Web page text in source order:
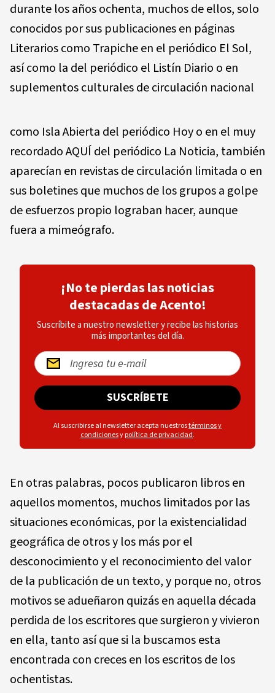
durante los años ochenta, muchos de ellos, solo
conocidos por sus publicaciones en páginas
Litera­rios como Trapiche en el periódico El Sol,
así como la del periódico el Listín Diario o en
suplementos culturales de circulación nacional
como Isla Abierta del periódico Hoy o en el muy
recordado AQUÍ del periódico La Noticia, también
aparecían en revistas de circulación limitada o en
sus boletines que muchos de los grupos a golpe
de esfuer­zos propio lograban hacer, aunque
fuera a mimeógrafo.
¡No te pierdas las noticias
destacadas de Acento!
Suscríbite a nuestro newsletter y recibe las historias
más importantes del día.
SUSCRÍBETE
Al suscribirse al newsletter acepta nuestrostérminos y
condicionesypolítica de privacidad.
En otras palabras, pocos publicaron libros en
aquellos momentos, muchos limitados por las
situaciones econó­micas, por la existencialidad
geográfica de otros y los más por el
desconocimiento y el reconocimiento del valor
de la publicación de un texto, y porque no, otros
motivos se adueñaron quizás en aquella década
perdida de los escri­tores que surgieron y vivieron
en ella, tanto así que si la buscamos esta
encontrada con creces en los escritos de los
ochentistas.